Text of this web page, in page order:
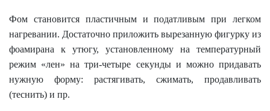
Фом становится пластичным и податливым при легком
нагревании. Достаточно приложить вырезанную фигурку из
фоамирана к утюгу, установленному на температурный
режим «лен» на три-четыре секунды и можно придавать
нужную форму: растягивать, сжимать, продавливать
(теснить) и пр.